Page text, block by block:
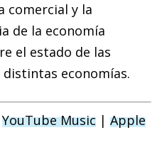
comercial y la
de la economía
el estado de las
economías.
YouTube Music | Apple